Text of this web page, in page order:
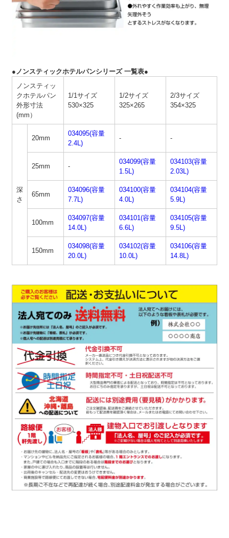
●ノンスティックホテルパンシリーズ 一覧表●
ノンスティッ
クホテルパン
外形寸法
(mm）
1/1サイズ
530×325
1/2サイズ
325×265
2/3サイズ
354×325
深
さ
20mm
034095(容量
2.4L)
- -
25mm -
034099(容量
1.5L)
034103(容量
2.03L)
65mm
034096(容量
7.7L)
034100(容量
4.0L)
034104(容量
5.9L)
100mm
034097(容量
14.0L)
034101(容量
6.6L)
034105(容量
9.5L)
150mm
034098(容量
20.0L)
034102(容量
10.0L)
034106(容量
14.8L)